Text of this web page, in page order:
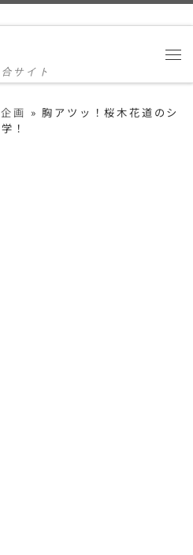
サイト
企画 » 胸アツッ！桜木花道のシ
！